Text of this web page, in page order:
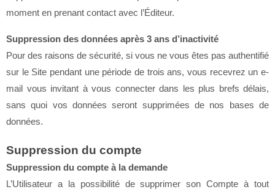
moment en prenant contact avec l’Éditeur.
Suppression des données après 3 ans d’inactivité
Pour des raisons de sécurité, si vous ne vous êtes pas authentifié
sur le Site pendant une période de trois ans, vous recevrez un e-
mail vous invitant à vous connecter dans les plus brefs délais,
sans quoi vos données seront supprimées de nos bases de
données.
Suppression du compte
Suppression du compte à la demande
L’Utilisateur a la possibilité de supprimer son Compte à tout